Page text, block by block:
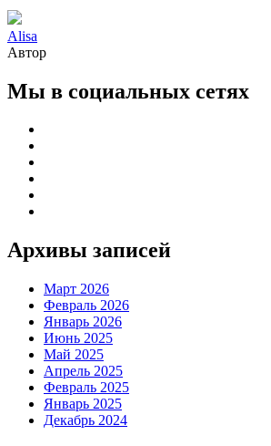
Alisa
Автор
Мы в социальных сетях
Архивы записей
Март 2026
Февраль 2026
Январь 2026
Июнь 2025
Май 2025
Апрель 2025
Февраль 2025
Январь 2025
Декабрь 2024